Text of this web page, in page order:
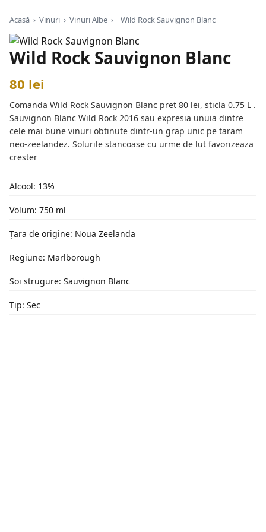
Acasă › Vinuri › Vinuri Albe › Wild Rock Sauvignon Blanc
Wild Rock Sauvignon Blanc
80 lei
Comanda Wild Rock Sauvignon Blanc pret 80 lei, sticla 0.75 L .
Sauvignon Blanc Wild Rock 2016 sau expresia unuia dintre
cele mai bune vinuri obtinute dintr-un grap unic pe taram
neo-zeelandez. Solurile stancoase cu urme de lut favorizeaza
crester
Alcool: 13%
Volum: 750 ml
Țara de origine: Noua Zeelanda
Regiune: Marlborough
Soi strugure: Sauvignon Blanc
Tip: Sec